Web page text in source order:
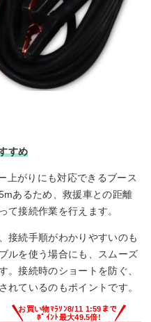
すめ
上がりにも対応できるブース
あるため、救援車との距離
て接続作業を行えます。
接続手順がわかりやすいのも
ルを使う場合にも、スムーズ
。接続時のショートを防ぐ、
れているのもポイントです。